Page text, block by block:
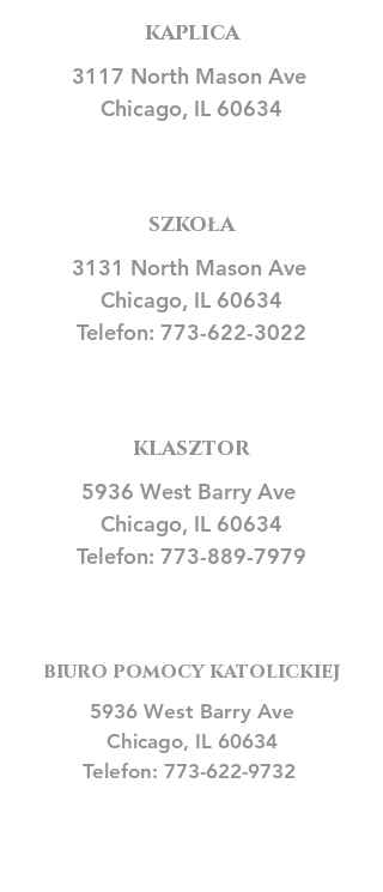
kaplica
3117 North Mason Ave
Chicago, IL 60634
szkoła
3131 North Mason Ave
Chicago, IL 60634
Telefon: 773-622-3022
klasztor
5936 West Barry Ave
Chicago, IL 60634
Telefon: 773-889-7979
biuro pomocy katolickiej
5936 West Barry Ave
Chicago, IL 60634
Telefon: 773-622-9732